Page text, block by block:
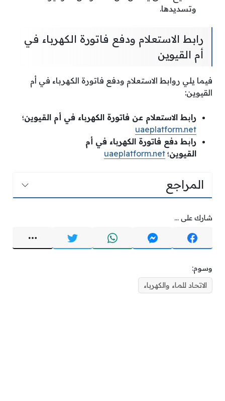
وتسديدها.
رابط الاستعلام ودفع فاتورة الكهرباء في
أم القيوين
فيما يلي روابط الاستعلام ودفع فاتورة الكهرباء في أم
القيوين:
رابط الاستعلام عن فاتورة الكهرباء في أم القيوين؛
uaeplatform.net
رابط دفع فاتورة الكهرباء في أم
القيوين؛ uaeplatform.net
المراجع
شارك على ...
وسوم:
الاتحاد للماء والكهرباء